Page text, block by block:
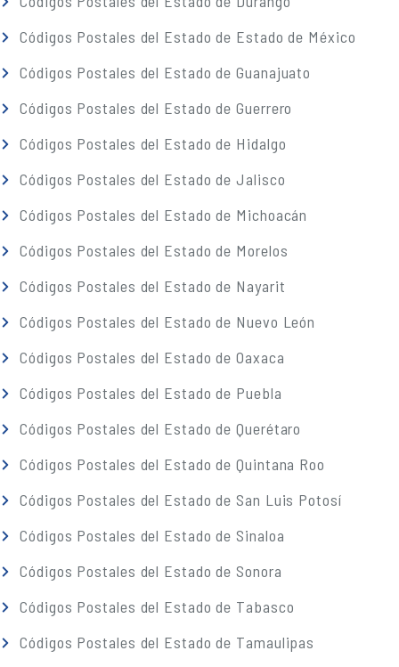
Códigos Postales del Estado de Estado de México
Códigos Postales del Estado de Guanajuato
Códigos Postales del Estado de Guerrero
Códigos Postales del Estado de Hidalgo
Códigos Postales del Estado de Jalisco
Códigos Postales del Estado de Michoacán
Códigos Postales del Estado de Morelos
Códigos Postales del Estado de Nayarit
Códigos Postales del Estado de Nuevo León
Códigos Postales del Estado de Oaxaca
Códigos Postales del Estado de Puebla
Códigos Postales del Estado de Querétaro
Códigos Postales del Estado de Quintana Roo
Códigos Postales del Estado de San Luis Potosí
Códigos Postales del Estado de Sinaloa
Códigos Postales del Estado de Sonora
Códigos Postales del Estado de Tabasco
Códigos Postales del Estado de Tamaulipas